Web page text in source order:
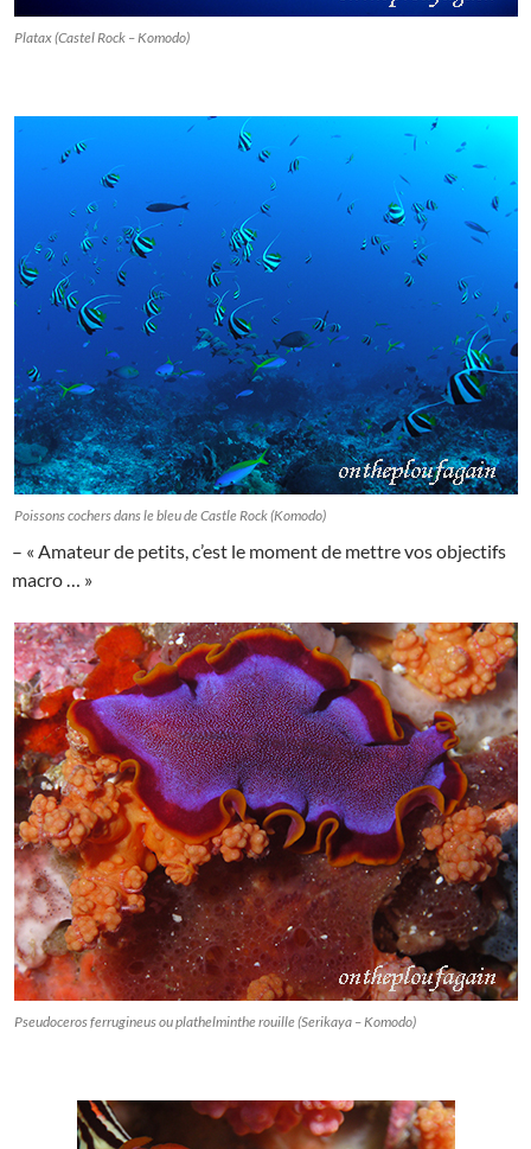
Platax (Castel Rock – Komodo)
Poissons cochers dans le bleu de Castle Rock (Komodo)
– « Amateur de petits, c’est le moment de mettre vos objectifs
macro … »
Pseudoceros ferrugineus ou plathelminthe rouille (Serikaya – Komodo)